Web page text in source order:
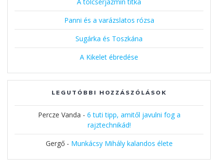
Panni és a varázslatos rózsa
Sugárka és Toszkána
A Kikelet ébredése
LEGUTÓBBI HOZZÁSZÓLÁSOK
Percze Vanda - 6 tuti tipp, amitől javulni fog a
rajztechnikád!
Gergő- Munkácsy Mihály kalandos élete